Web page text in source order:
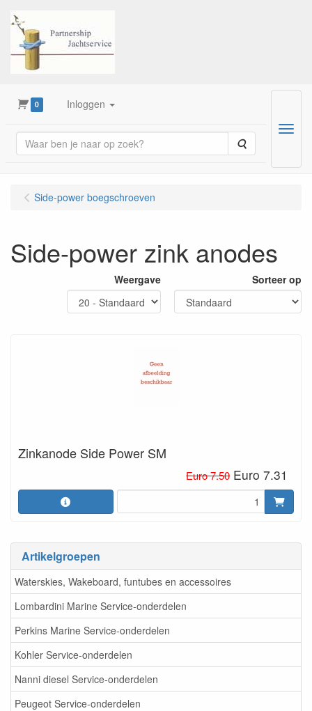
0 Inloggen
Zoeken
Menu
Artikelgroepen
Waterskies, Wakeboard, funtubes en accessoires
Lombardini Marine Service-onderdelen
Perkins Marine Service-onderdelen
Kohler Service-onderdelen
Nanni diesel Service-onderdelen
Peugeot Service-onderdelen
Side-power boegschroeven
Side-power zink anodes
Weergave Sorteer op
Zinkanode Side Power SM
Euro 7.50 Euro 7.31